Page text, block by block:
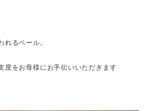
れるベール。
度をお母様にお手伝いいただきます